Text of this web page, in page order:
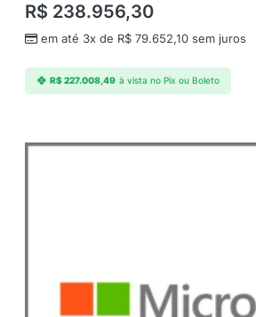
R$ 238.956,30
em até 3x de R$ 79.652,10 sem juros
R$227.008,49 à vista no Pix ou Boleto